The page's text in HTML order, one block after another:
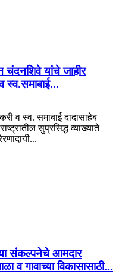
चंदनशिवे यांचे जाहीर
स्व.समाबाई...
व स्व. समाबाई दादासाहेब
सुप्रसिद्ध व्याख्याते
संकल्पनेचे आमदार
गावाच्या विकासासाठी...